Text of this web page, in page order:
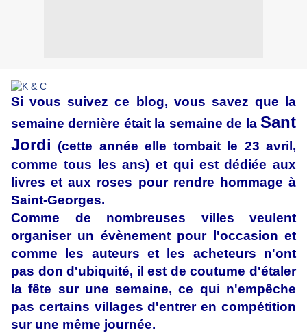
Si vous suivez ce blog, vous savez que la
semaine dernière était la semaine de la Sant
Jordi (cette année elle tombait le 23 avril,
comme tous les ans) et qui est dédiée aux
livres et aux roses pour rendre hommage à
Saint-Georges.
Comme de nombreuses villes veulent
organiser un évènement pour l'occasion et
comme les auteurs et les acheteurs n'ont
pas don d'ubiquité, il est de coutume d'étaler
la fête sur une semaine, ce qui n'empêche
pas certains villages d'entrer en compétition
sur une même journée.